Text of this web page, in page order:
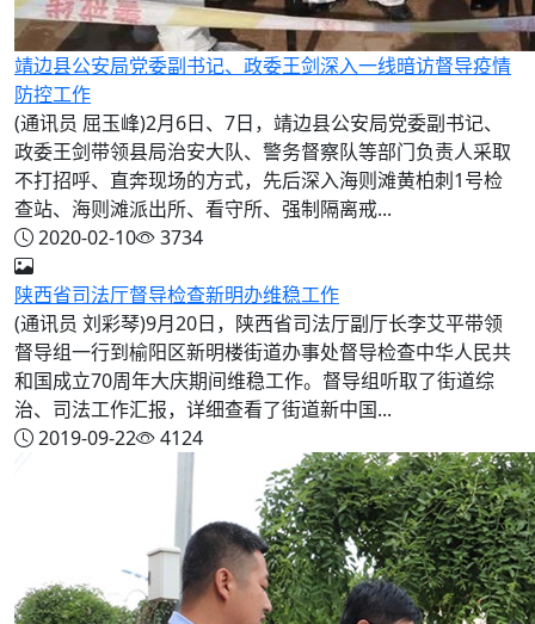
靖边县公安局党委副书记、政委王剑深入一线暗访督导疫情
防控工作
(通讯员 屈玉峰)2月6日、7日，靖边县公安局党委副书记、
政委王剑带领县局治安大队、警务督察队等部门负责人采取
不打招呼、直奔现场的方式，先后深入海则滩黄柏刺1号检
查站、海则滩派出所、看守所、强制隔离戒...
2020-02-10
3734
陕西省司法厅督导检查新明办维稳工作
(通讯员 刘彩琴)9月20日，陕西省司法厅副厅长李艾平带领
督导组一行到榆阳区新明楼街道办事处督导检查中华人民共
和国成立70周年大庆期间维稳工作。督导组听取了街道综
治、司法工作汇报，详细查看了街道新中国...
2019-09-22
4124